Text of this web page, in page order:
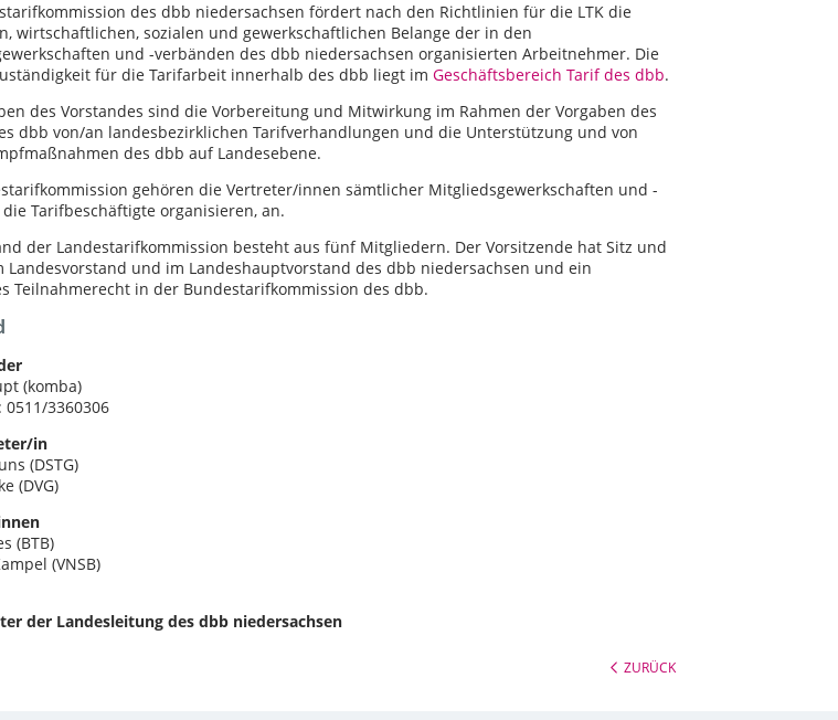
des dbb niedersachsen fördert nach den Richtlinien für die LTK die
wirtschaftlichen, sozialen und gewerkschaftlichen Belange der in den
und -verbänden des dbb niedersachsen organisierten Arbeitnehmer. Die
für die Tarifarbeit innerhalb des dbb liegt im Geschäftsbereich Tarif des dbb.
des Vorstandes sind die Vorbereitung und Mitwirkung im Rahmen der Vorgaben des
dbb von/an landesbezirklichen Tarifverhandlungen und die Unterstützung und von
des dbb auf Landesebene.
gehören die Vertreter/innen sämtlicher Mitgliedsgewerkschaften und -
Tarifbeschäftigte organisieren, an.
der Landestarifkommission besteht aus fünf Mitgliedern. Der Vorsitzende hat Sitz und
Landesvorstand und im Landeshauptvorstand des dbb niedersachsen und ein
Teilnahmerecht in der Bundestarifkommission des dbb.
(komba)
0511/3360306
in
(DSTG)
(DVG)
(BTB)
(VNSB)
der Landesleitung des dbb niedersachsen
ZURÜCK